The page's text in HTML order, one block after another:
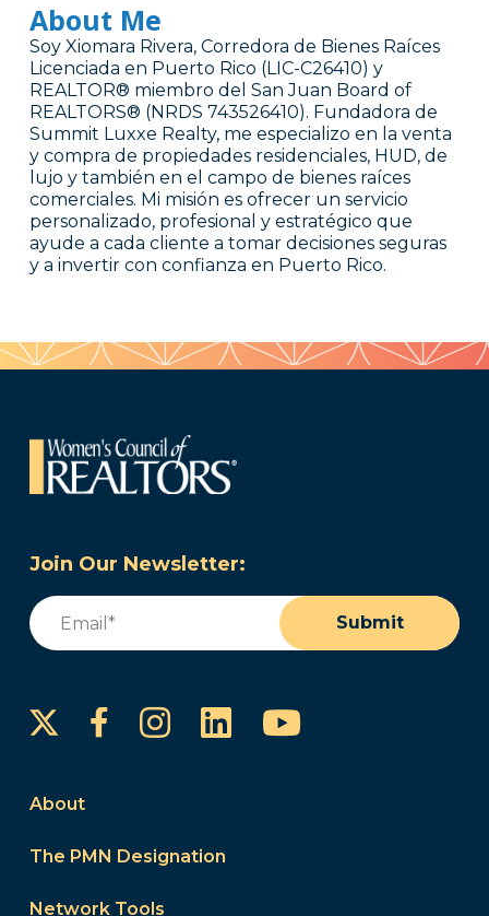
About Me
Soy Xiomara Rivera, Corredora de Bienes Raíces
Licenciada en Puerto Rico (LIC-C26410) y
REALTOR® miembro del San Juan Board of
REALTORS® (NRDS 743526410). Fundadora de
Summit Luxxe Realty, me especializo en la venta
y compra de propiedades residenciales, HUD, de
lujo y también en el campo de bienes raíces
comerciales. Mi misión es ofrecer un servicio
personalizado, profesional y estratégico que
ayude a cada cliente a tomar decisiones seguras
y a invertir con confianza en Puerto Rico.
Join Our Newsletter:
Email
Submit
FacebookInstagram
LinkedInYouTube
About
The PMN Designation
Network Tools